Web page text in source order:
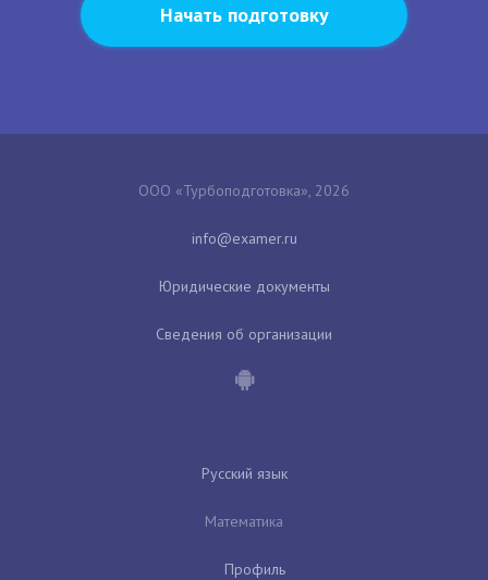
Начать подготовку
ООО «Турбоподготовка», 2026
Юридические документы
Сведения об организации
Русский язык
Математика
Профиль